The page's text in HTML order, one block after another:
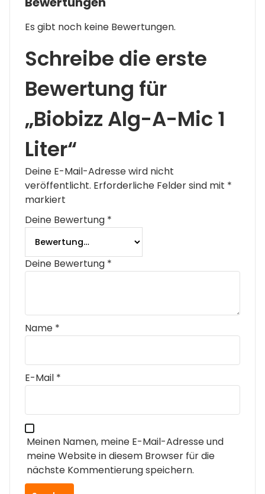
Es gibt noch keine Bewertungen.
Schreibe die erste
Bewertung für
„Biobizz Alg-A-Mic 1
Liter“
Deine E-Mail-Adresse wird nicht
veröffentlicht. Erforderliche Felder sind mit *
markiert
Deine Bewertung *
Deine Bewertung *
Name *
E-Mail *
Meinen Namen, meine E-Mail-Adresse und
meine Website in diesem Browser für die
nächste Kommentierung speichern.